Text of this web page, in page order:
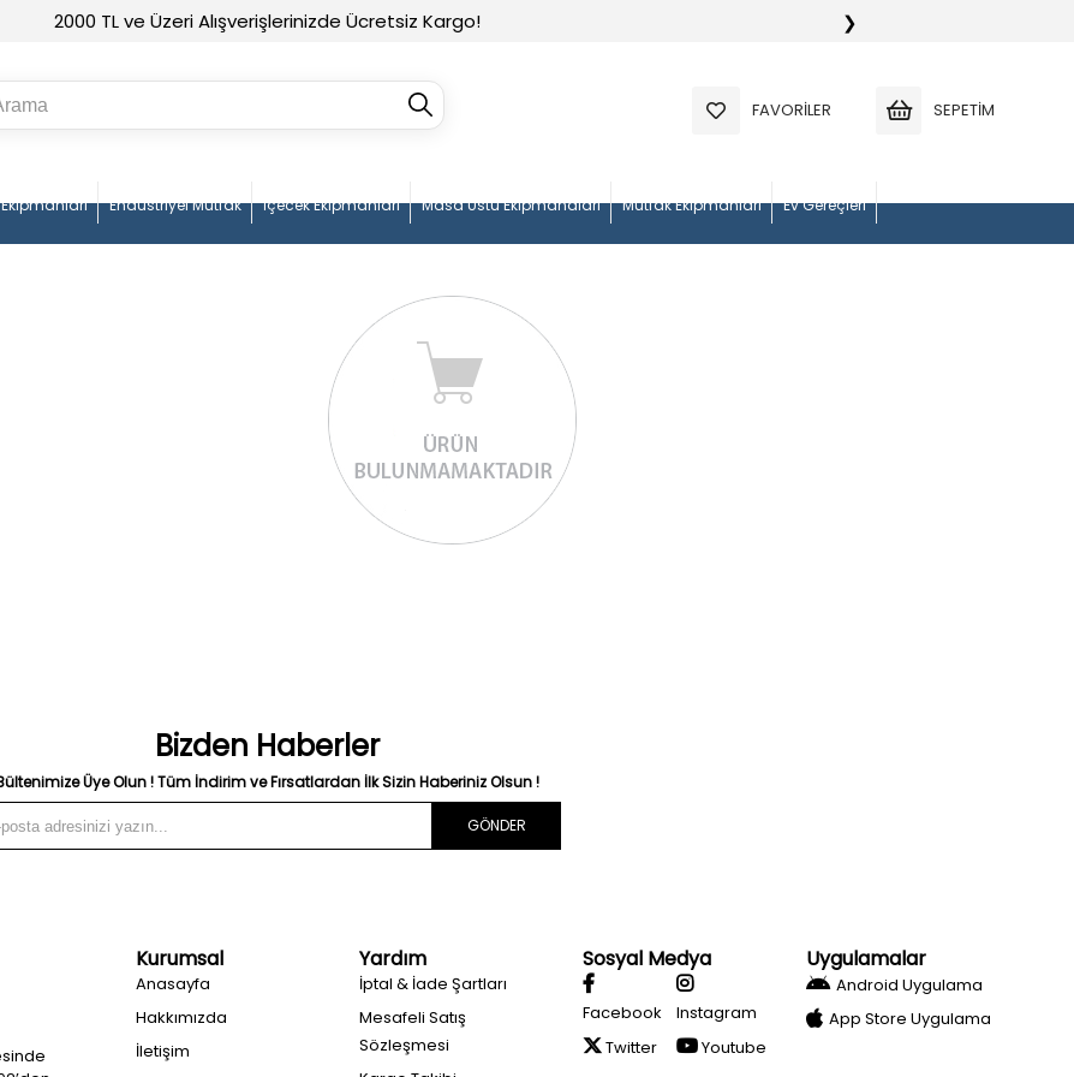
2000 TL ve Üzeri Alışverişlerinizde Ücretsiz Kargo! ❯
FAVORILER SEPETIM
Endüstriyel Mutfak İçecek Ekipmanları Masa Üstü Ekipmanaları Mutfak Ekipmanları Ev Gereçleri
Bizden Haberler
Üye Olun ! Tüm İndirim ve Fırsatlardan İlk Sizin Haberiniz Olsun !
GÖNDER
Kurumsal
Anasayfa
Hakkımızda
İletişim
Yardım
İptal & İade Şartları
Mesafeli Satış
Sözleşmesi
Sosyal Medya
Facebook
Instagram
Twitter
Youtube
Uygulamalar
Android Uygulama
App Store Uygulama